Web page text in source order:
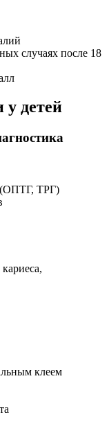
случаях после 18
у детей
(ОПТГ, ТРГ)
клеем